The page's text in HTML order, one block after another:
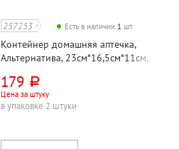
257253 Есть в наличии 1 шт.
Контейнер домашняя аптечка,
Альтернатива, 23см*16,5см*11см,
179 руб.
Цена за штуку
в упаковке 2 штуки